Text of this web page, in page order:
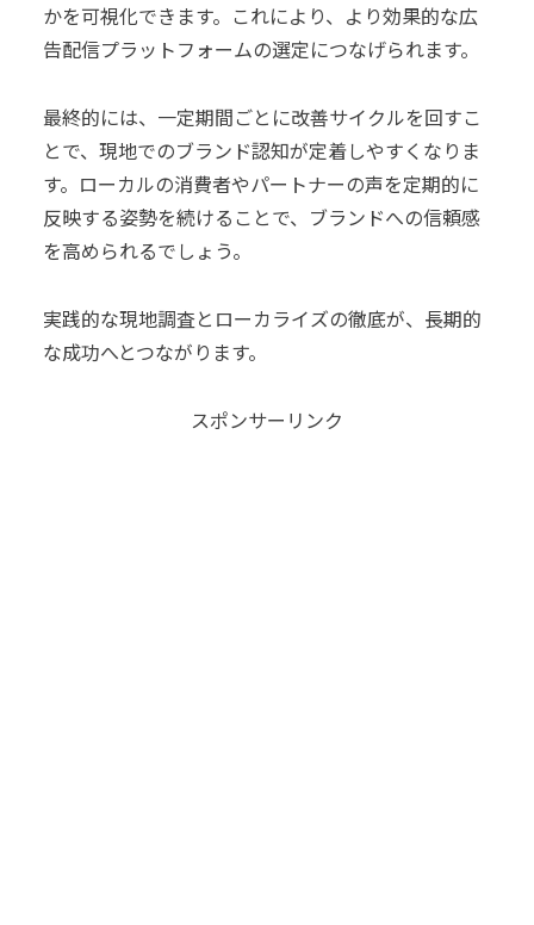
かを可視化できます。これにより、より効果的な広
告配信プラットフォームの選定につなげられます。
最終的には、一定期間ごとに改善サイクルを回すこ
とで、現地でのブランド認知が定着しやすくなりま
す。ローカルの消費者やパートナーの声を定期的に
反映する姿勢を続けることで、ブランドへの信頼感
を高められるでしょう。
実践的な現地調査とローカライズの徹底が、長期的
な成功へとつながります。
スポンサーリンク